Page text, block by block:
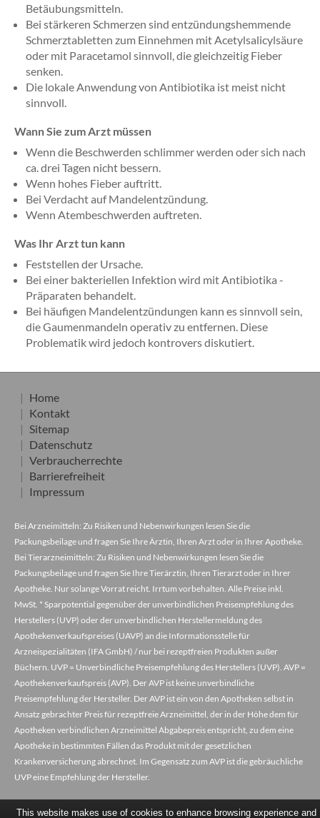
Betäubungsmitteln.
Bei stärkeren Schmerzen sind entzündungshemmende
Schmerztabletten zum Einnehmen mit Acetylsalicylsäure
oder mit Paracetamol sinnvoll, die gleichzeitig Fieber
senken.
Die lokale Anwendung von Antibiotika ist meist nicht
sinnvoll.
Wann Sie zum Arzt müssen
Wenn die Beschwerden schlimmer werden oder sich nach
ca. drei Tagen nicht bessern.
Wenn hohes Fieber auftritt.
Bei Verdacht auf Mandelentzündung.
Wenn Atembeschwerden auftreten.
Was Ihr Arzt tun kann
Feststellen der Ursache.
Bei einer bakteriellen Infektion wird mit Antibiotika -
Präparaten behandelt.
Bei häufigen Mandelentzündungen kann es sinnvoll sein,
die Gaumenmandeln operativ zu entfernen. Diese
Problematik wird jedoch kontrovers diskutiert.
Home
Kontakt
Sitemap
Datenschutz
Verbraucherrechte
Barrierefreiheit
Impressum
Bei Arzneimitteln: Zu Risiken und Nebenwirkungen lesen Sie die
Packungsbeilage und fragen Sie Ihre Ärztin, Ihren Arzt oder in Ihrer Apotheke.
Bei Tierarzneimitteln: Zu Risiken und Nebenwirkungen lesen Sie die
Packungsbeilage und fragen Sie Ihre Tierärztin, Ihren Tierarzt oder in Ihrer
Apotheke. Nur solange Vorrat reicht. Irrtum vorbehalten. Alle Preise inkl.
MwSt. * Sparpotential gegenüber der unverbindlichen Preisempfehlung des
Herstellers (UVP) oder der unverbindlichen Herstellermeldung des
Apothekenverkaufspreises (UAVP) an die Informationsstelle für
Arzneispezialitäten (IFA GmbH) / nur bei rezeptfreien Produkten außer
Büchern. UVP = Unverbindliche Preisempfehlung des Herstellers (UVP). AVP =
Apothekenverkaufspreis (AVP). Der AVP ist keine unverbindliche
Preisempfehlung der Hersteller. Der AVP ist ein von den Apotheken selbst in
Ansatz gebrachter Preis für rezeptfreie Arzneimittel, der in der Höhe dem für
Apotheken verbindlichen Arzneimittel Abgabepreis entspricht, zu dem eine
Apotheke in bestimmten Fällen das Produkt mit der gesetzlichen
Krankenversicherung abrechnet. Im Gegensatz zum AVP ist die gebräuchliche
UVP eine Empfehlung der Hersteller.
This website makes use of cookies to enhance browsing experience and